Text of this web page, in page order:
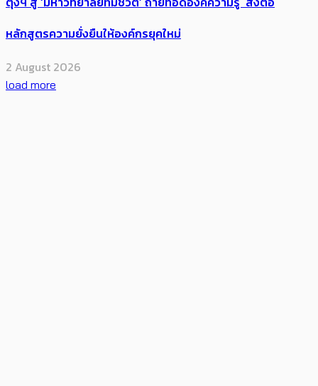
หลักสูตรความยั่งยืนให้องค์กรยุคใหม่
2 August 2026
load more